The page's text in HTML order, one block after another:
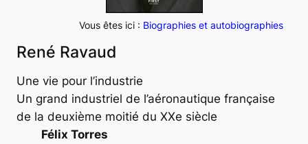
Vous êtes ici : Biographies et autobiographies
René Ravaud
Une vie pour l’industrie
Un grand industriel de l’aéronautique française
de la deuxième moitié du XXe siècle
Félix Torres